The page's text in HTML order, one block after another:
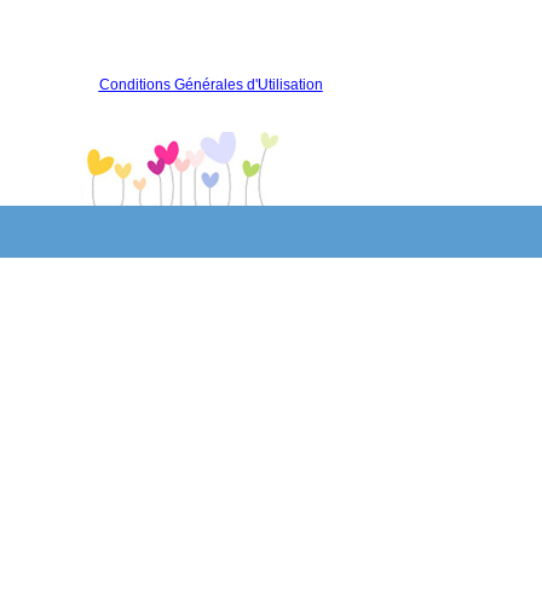
Conditions Générales d'Utilisation